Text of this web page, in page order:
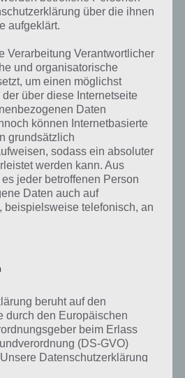
Bedeutung hat dieses eigentlich und
das Wort auch zu Ruf der Natur?
wir daher auch immer eine
keine weiteren Informationen parat!
Teilen auf Facebook
auf Touchportal
über die ihnen
aufgeklärt.
Verarbeitung Verantwortlicher
und organisatorische
um einen möglichst
über diese Internetseite
Daten
können Internetbasierte
grundsätzlich
sodass ein absoluter
werden kann. Aus
jeder betroffenen Person
Daten auch auf
beispielsweise telefonisch, an
beruht auf den
durch den Europäischen
beim Erlass
(DS-GVO)
Datenschutzerklärung